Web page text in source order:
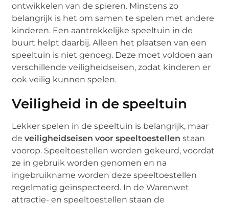
ontwikkelen van de spieren. Minstens zo
belangrijk is het om samen te spelen met andere
kinderen. Een aantrekkelijke speeltuin in de
buurt helpt daarbij. Alleen het plaatsen van een
speeltuin is niet genoeg. Deze moet voldoen aan
verschillende veiligheidseisen, zodat kinderen er
ook veilig kunnen spelen.
Veiligheid in de speeltuin
Lekker spelen in de speeltuin is belangrijk, maar
deveiligheidseisen voor speeltoestellen staan
voorop. Speeltoestellen worden gekeurd, voordat
ze in gebruik worden genomen en na
ingebruikname worden deze speeltoestellen
regelmatig geïnspecteerd. In de Warenwet
attractie- en speeltoestellen staan de